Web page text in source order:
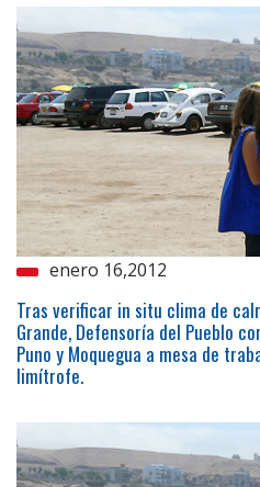
enero 16,2012
Tras verificar in situ clima de
Grande, Defensoría del Pueblo
Puno y Moquegua a mesa de
limítrofe.